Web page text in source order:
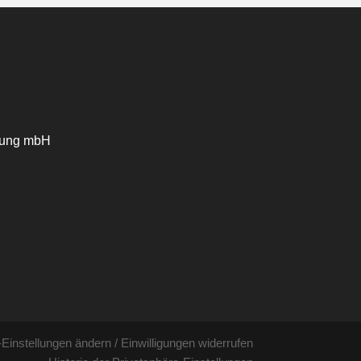
mbH
ändern/ Einwilligungen widerrufen